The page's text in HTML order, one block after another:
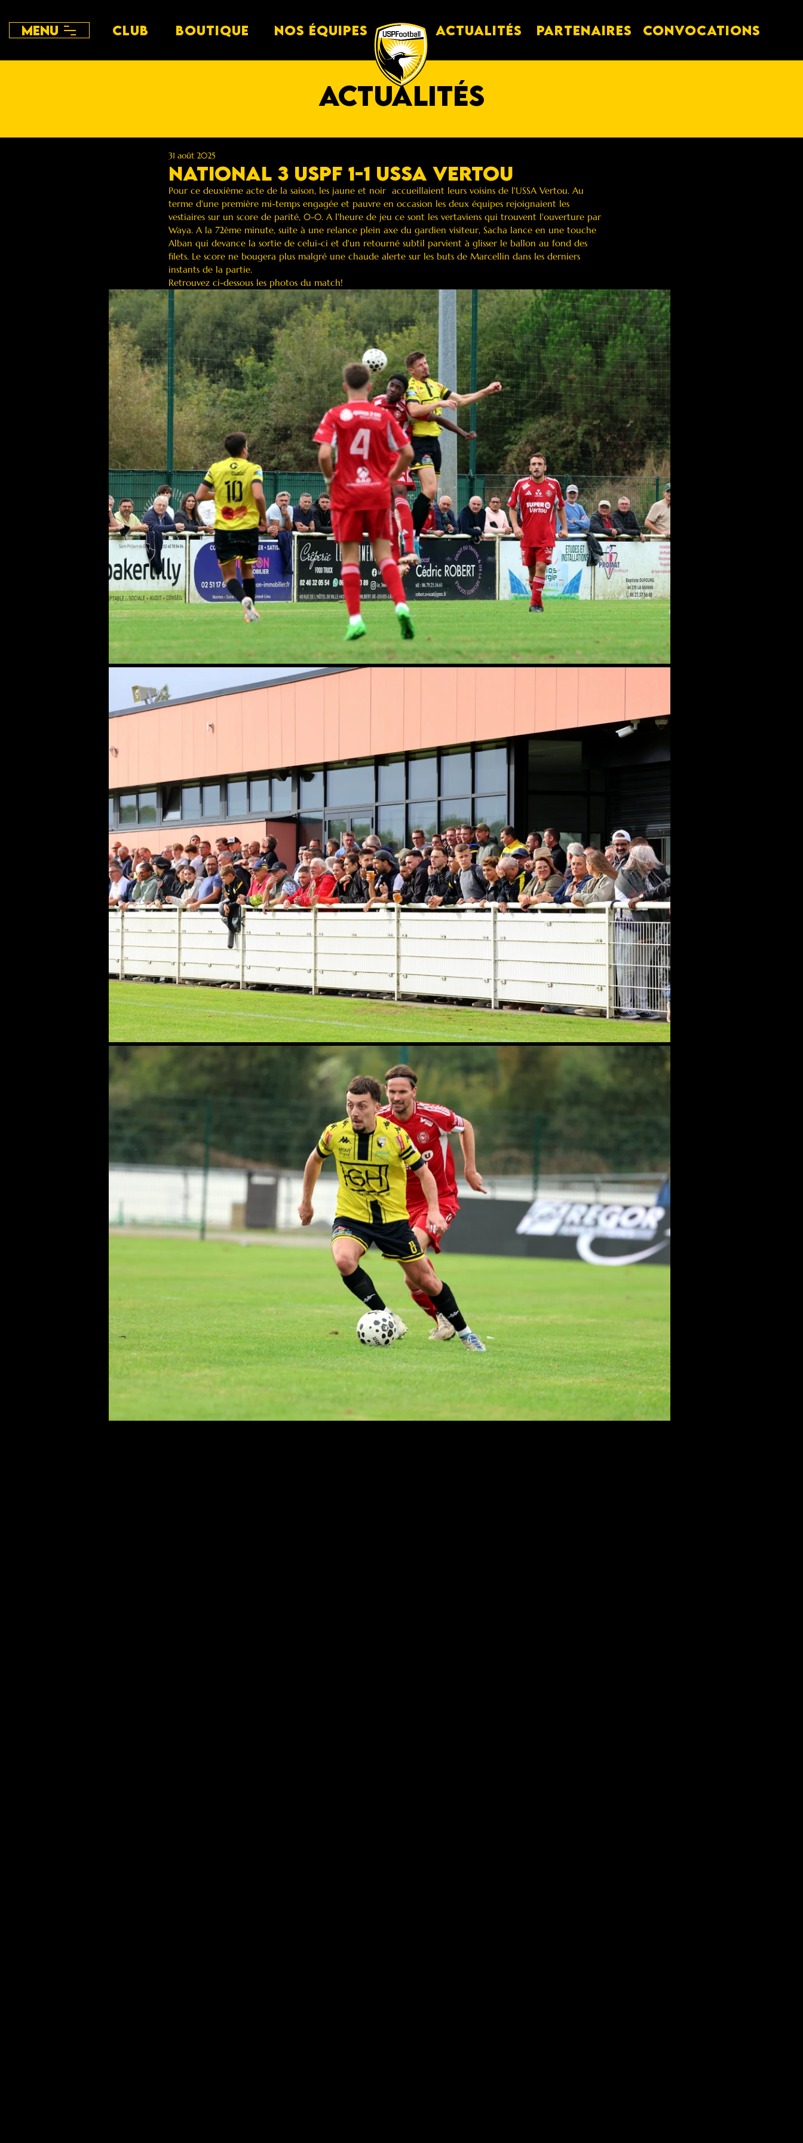
Menu CLUB BOUTIQUE Nos équipes Actualités PARTENAIRES Convocations
actualités
National 3 Uspf 1-1 ussa vertou
31 août 2025
Pour ce deuxième acte de la saison, les jaune et noir  accueillaient leurs voisins de l'USSA Vertou. Au
terme d'une première mi-temps engagée et pauvre en occasion les deux équipes rejoignaient les
vestiaires sur un score de parité, 0-0. A l'heure de jeu ce sont les vertaviens qui trouvent l'ouverture par
Waya. A la 72ème minute, suite à une relance plein axe du gardien visiteur, Sacha lance en une touche
Alban qui devance la sortie de celui-ci et d'un retourné subtil parvient à glisser le ballon au fond des
filets. Le score ne bougera plus malgré une chaude alerte sur les buts de Marcellin dans les derniers
instants de la partie.
Retrouvez ci-dessous les photos du match!